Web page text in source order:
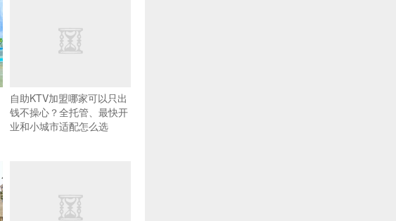
自助KTV加盟哪家可以只出
钱不操心？全托管、最快开
业和小城市适配怎么选